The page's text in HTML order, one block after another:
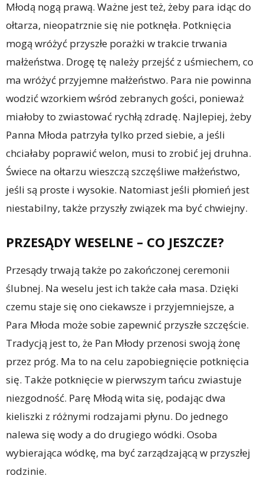
Młodą nogą prawą. Ważne jest też, żeby para idąc do
ołtarza, nieopatrznie się nie potknęła. Potknięcia
mogą wróżyć przyszłe porażki w trakcie trwania
małżeństwa. Drogę tę należy przejść z uśmiechem, co
ma wróżyć przyjemne małżeństwo. Para nie powinna
wodzić wzorkiem wśród zebranych gości, ponieważ
miałoby to zwiastować rychłą zdradę. Najlepiej, żeby
Panna Młoda patrzyła tylko przed siebie, a jeśli
chciałaby poprawić welon, musi to zrobić jej druhna.
Świece na ołtarzu wieszczą szczęśliwe małżeństwo,
jeśli są proste i wysokie. Natomiast jeśli płomień jest
niestabilny, także przyszły związek ma być chwiejny.
PRZESĄDY WESELNE – CO JESZCZE?
Przesądy trwają także po zakończonej ceremonii
ślubnej. Na weselu jest ich także cała masa. Dzięki
czemu staje się ono ciekawsze i przyjemniejsze, a
Para Młoda może sobie zapewnić przyszłe szczęście.
Tradycją jest to, że Pan Młody przenosi swoją żonę
przez próg. Ma to na celu zapobiegnięcie potknięcia
się. Także potknięcie w pierwszym tańcu zwiastuje
niezgodność. Parę Młodą wita się, podając dwa
kieliszki z różnymi rodzajami płynu. Do jednego
nalewa się wody a do drugiego wódki. Osoba
wybierająca wódkę, ma być zarządzającą w przyszłej
rodzinie.